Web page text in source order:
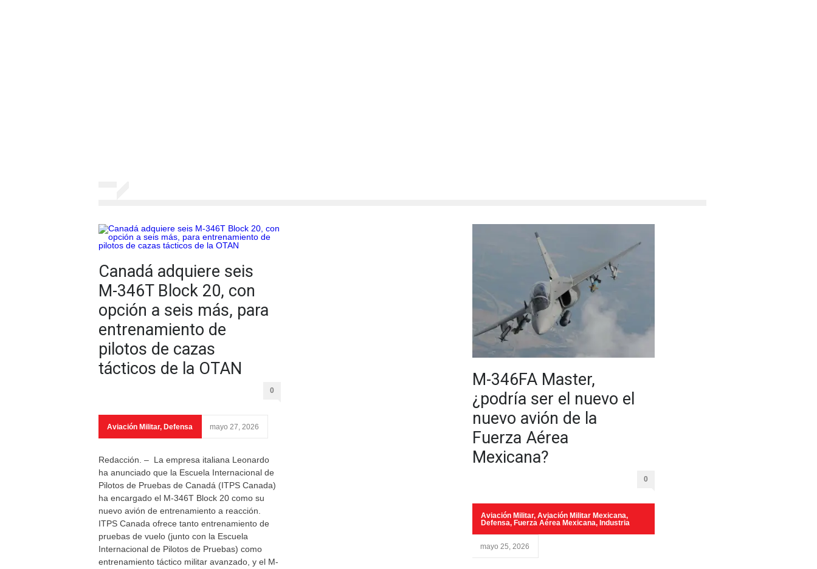
Canadá adquiere seis
M-346T Block 20, con
opción a seis más, para
entrenamiento de
pilotos de cazas
tácticos de la OTAN
0
Aviación Militar, Defensa mayo 27, 2026
Redacción. – La empresa italiana Leonardo
ha anunciado que la Escuela Internacional de
Pilotos de Pruebas de Canadá (ITPS Canada)
ha encargado el M-346T Block 20 como su
nuevo avión de entrenamiento a reacción.
ITPS Canada ofrece tanto entrenamiento de
pruebas de vuelo (junto con la Escuela
Internacional de Pilotos de Pruebas) como
entrenamiento táctico militar avanzado, y el M-
M-346FA Master,
¿podría ser el nuevo el
nuevo avión de la
Fuerza Aérea
Mexicana?
0
Aviación Militar, Aviación Militar Mexicana,
Defensa, Fuerza Aérea Mexicana, Industria
mayo 25, 2026